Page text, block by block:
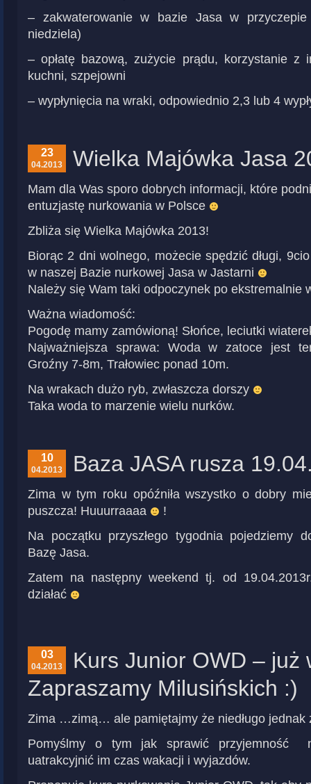
– zakwaterowanie w bazie Jasa w przyczepie
niedziela)
– opłatę bazową, zużycie prądu, korzystanie z
kuchni, szpejowni
– wypłynięcia na wraki, odpowiednio 2,3 lub 4
23
04.2013 Wielka Majówka Jasa
Mam dla Was sporo dobrych informacji, które
entuzjastę nurkowania w Polsce
Zbliża się Wielka Majówka 2013!
Biorąc 2 dni wolnego, możecie spędzić długi,
w naszej Bazie nurkowej Jasa w Jastarni
Należy się Wam taki odpoczynek po ekstremalnie
Ważna wiadomość:
Pogodę mamy zamówioną! Słońce, leciutki
Najważniejsza sprawa: Woda w zatoce jest
Groźny 7-8m, Trałowiec ponad 10m.
Na wrakach dużo ryb, zwłaszcza dorszy
Taka woda to marzenie wielu nurków.
10
04.2013 Baza JASA rusza
Zima w tym roku opóźniła wszystko o dobry
puszcza! Huuurraaaa
!
Na początku przyszłego tygodnia pojedziemy
Bazę Jasa.
Zatem na następny weekend tj. od
działać
03
04.2013
Kurs Junior OWD – już
Zapraszamy Milusińskich :)
Zima …zimą… ale pamiętajmy że niedługo jednak
Pomyślmy o tym jak sprawić przyjemność
uatrakcyjnić im czas wakacji i wyjazdów.